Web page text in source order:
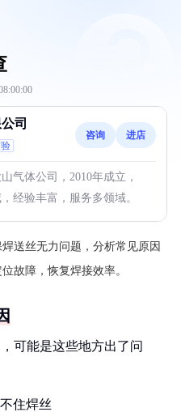
司
咨询 进店
气体公司，2010年成立，
经验丰富，服务多领域。
送丝无力问题，分析常见原因
故障，恢复焊接效率。
可能是这些地方出了问
住焊丝